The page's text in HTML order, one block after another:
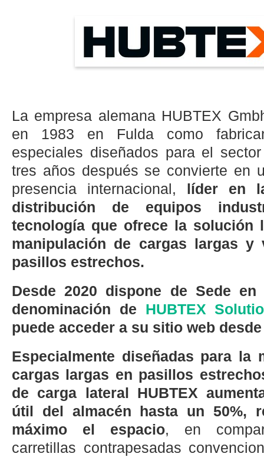
La empresa alemana HUBTEX
en 1983 en Fulda como
especiales diseñados para el
tres años después se convierte en
presencia internacional, líder en
distribución de equipos
tecnología que ofrece la solución
manipulación de cargas largas y
pasillos estrechos.
Desde 2020 dispone de Sede
denominación de HUBTEX
puede acceder a su sitio web
Especialmente diseñadas para la
cargas largas en pasillos
de carga lateral HUBTEX
útil del almacén hasta un 50%,
máximo el espacio, en
carretillas contrapesadas